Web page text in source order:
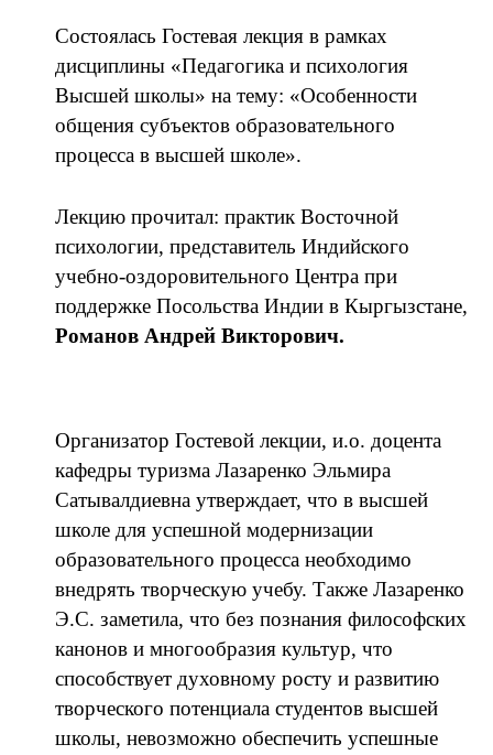
Состоялась Гостевая лекция в рамках
дисциплины «Педагогика и психология
Высшей школы» на тему: «Особенности
общения субъектов образовательного
процесса в высшей школе».
Лекцию прочитал: практик Восточной
психологии, представитель Индийского
учебно-оздоровительного Центра при
поддержке Посольства Индии в Кыргызстане,
Романов Андрей Викторович.
Организатор Гостевой лекции, и.о. доцента
кафедры туризма Лазаренко Эльмира
Сатывалдиевна утверждает, что в высшей
школе для успешной модернизации
образовательного процесса необходимо
внедрять творческую учебу. Также Лазаренко
Э.С. заметила, что без познания философских
канонов и многообразия культур, что
способствует духовному росту и развитию
творческого потенциала студентов высшей
школы, невозможно обеспечить успешные